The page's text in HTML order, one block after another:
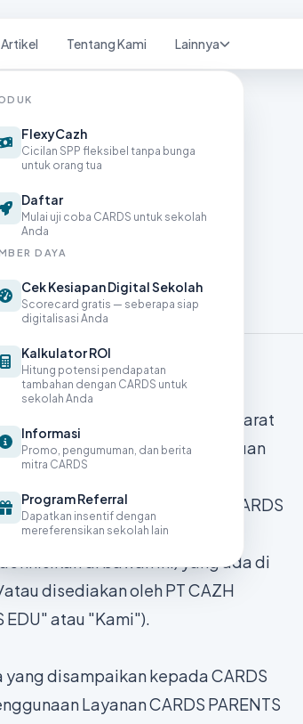
Artikel Tentang Kami Lainnya
FlexyCazh
Cicilan SPP fleksibel tanpa bunga
untuk orang tua
Daftar
Mulai uji coba CARDS untuk sekolah
Anda
DAYA
Cek Kesiapan Digital Sekolah
Scorecard gratis — seberapa siap
digitalisasi Anda
Kalkulator ROI
Hitung potensi pendapatan
tambahan dengan CARDS untuk
sekolah Anda
Informasi
Promo, pengumuman, dan berita
mitra CARDS
Program Referral
Dapatkan insentif dengan
mereferensikan sekolah lain
dan CARDS EDU ("Syarat
ini mengatur syarat dan ketentuan
EDU (sebagaimana
CARDS PARENTS dan CARDS
("Anda" atau "Pengguna")
di bawah ini) yang ada di
disediakan oleh PT CAZH
EDU" atau "Kami").
disampaikan kepada CARDS
Layanan CARDS PARENTS